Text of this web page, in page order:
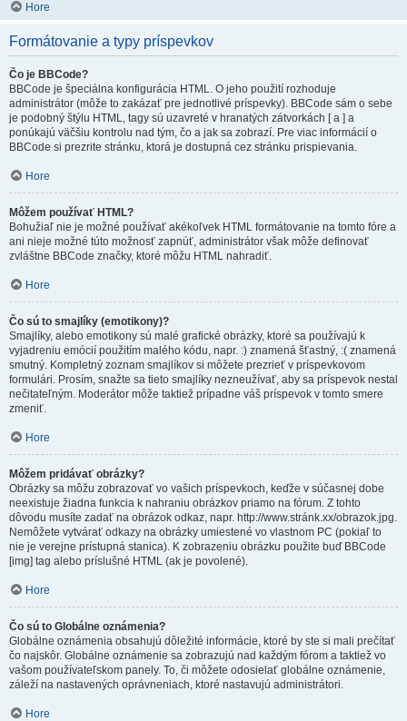
Hore
Formátovanie a typy príspevkov
Čo je BBCode?
BBCode je špeciálna konfigurácia HTML. O jeho použití rozhoduje
administrátor (môže to zakázať pre jednotlivé príspevky). BBCode sám o sebe
je podobný štýlu HTML, tagy sú uzavreté v hranatých zátvorkách [ a ] a
ponúkajú väčšiu kontrolu nad tým, čo a jak sa zobrazí. Pre viac informácií o
BBCode si prezrite stránku, ktorá je dostupná cez stránku prispievania.
Hore
Môžem používať HTML?
Bohužiaľ nie je možné používať akékoľvek HTML formátovanie na tomto fóre a
ani nieje možné túto možnosť zapnúť, administrátor však môže definovať
zvláštne BBCode značky, ktoré môžu HTML nahradiť.
Hore
Čo sú to smajlíky (emotikony)?
Smajlíky, alebo emotikony sú malé grafické obrázky, ktoré sa používajú k
vyjadreniu emócií použitím malého kódu, napr. :) znamená šťastný, :( znamená
smutný. Kompletný zoznam smajlíkov si môžete prezrieť v príspevkovom
formulári. Prosím, snažte sa tieto smajlíky nezneužívať, aby sa príspevok nestal
nečitateľným. Moderátor môže taktiež prípadne váš príspevok v tomto smere
zmeniť.
Hore
Môžem pridávať obrázky?
Obrázky sa môžu zobrazovať vo vašich príspevkoch, keďže v súčasnej dobe
neexistuje žiadna funkcia k nahraniu obrázkov priamo na fórum. Z tohto
dôvodu musíte zadať na obrázok odkaz, napr. http://www.stránk.xx/obrazok.jpg.
Nemôžete vytvárať odkazy na obrázky umiestené vo vlastnom PC (pokiaľ to
nie je verejne prístupná stanica). K zobrazeniu obrázku použite buď BBCode
[img] tag alebo príslušné HTML (ak je povolené).
Hore
Čo sú to Globálne oznámenia?
Globálne oznámenia obsahujú dôležité informácie, ktoré by ste si mali prečítať
čo najskôr. Globálne oznámenie sa zobrazujú nad každým fórom a taktiež vo
vašom používateľskom panely. To, či môžete odosielať globálne oznámenie,
záleží na nastavených oprávneniach, ktoré nastavujú administrátori.
Hore